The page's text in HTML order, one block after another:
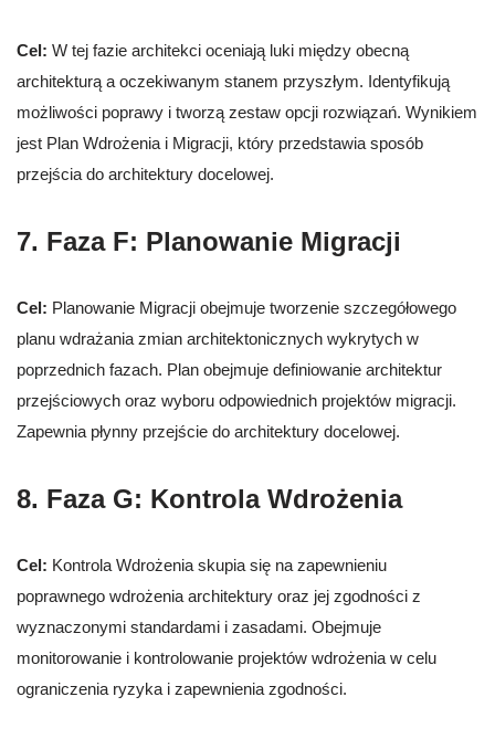
Cel: W tej fazie architekci oceniają luki między obecną
architekturą a oczekiwanym stanem przyszłym. Identyfikują
możliwości poprawy i tworzą zestaw opcji rozwiązań. Wynikiem
jest Plan Wdrożenia i Migracji, który przedstawia sposób
przejścia do architektury docelowej.
7. Faza F: Planowanie Migracji
Cel: Planowanie Migracji obejmuje tworzenie szczegółowego
planu wdrażania zmian architektonicznych wykrytych w
poprzednich fazach. Plan obejmuje definiowanie architektur
przejściowych oraz wyboru odpowiednich projektów migracji.
Zapewnia płynny przejście do architektury docelowej.
8. Faza G: Kontrola Wdrożenia
Cel: Kontrola Wdrożenia skupia się na zapewnieniu
poprawnego wdrożenia architektury oraz jej zgodności z
wyznaczonymi standardami i zasadami. Obejmuje
monitorowanie i kontrolowanie projektów wdrożenia w celu
ograniczenia ryzyka i zapewnienia zgodności.